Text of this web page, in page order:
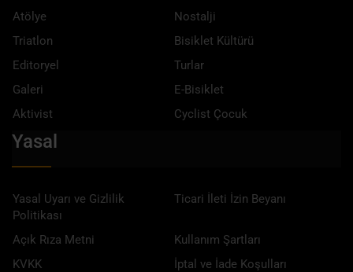
Atölye
Nostalji
Triatlon
Bisiklet Kültürü
Editoryel
Turlar
Galeri
E-Bisiklet
Aktivist
Cyclist Çocuk
Yasal
Yasal Uyarı ve Gizlilik
Politikası
Ticari İleti İzin Beyanı
Açık Rıza Metni
Kullanım Şartları
KVKK
İptal ve İade Koşulları